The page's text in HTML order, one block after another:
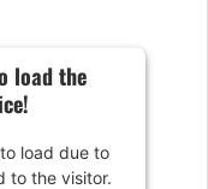
load the
load due to
to the visitor.